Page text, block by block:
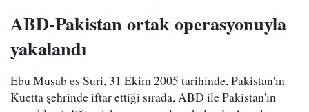
ABD-Pakistan ortak operasyonuyla
yakalandı
Ebu Musab es Suri, 31 Ekim 2005 tarihinde, Pakistan'ın
Kuetta şehrinde iftar ettiği sırada, ABD ile Pakistan'ın